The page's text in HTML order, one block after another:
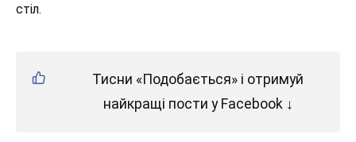
стіл.
Тисни «Подобається» і отримуй
найкращі пости у Facebook ↓